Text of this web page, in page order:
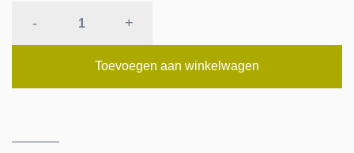
MOKA
- +
Toevoegen aan winkelwagen